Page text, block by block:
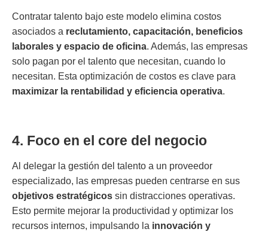
Contratar talento bajo este modelo elimina costos
asociados a reclutamiento, capacitación, beneficios
laborales y espacio de oficina. Además, las empresas
solo pagan por el talento que necesitan, cuando lo
necesitan. Esta optimización de costos es clave para
maximizar la rentabilidad y eficiencia operativa.
4. Foco en el core del negocio
Al delegar la gestión del talento a un proveedor
especializado, las empresas pueden centrarse en sus
objetivos estratégicos sin distracciones operativas.
Esto permite mejorar la productividad y optimizar los
recursos internos, impulsando la innovación y